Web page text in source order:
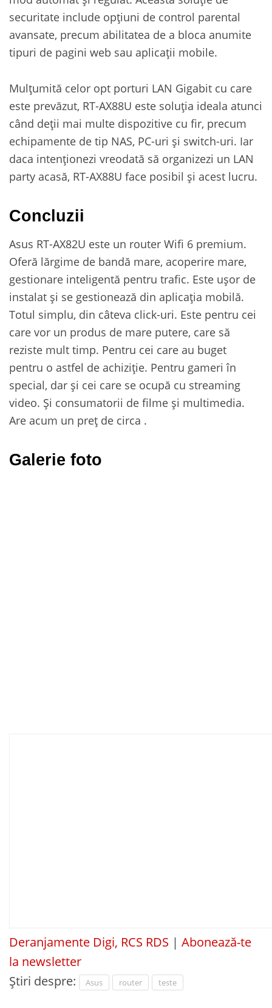
securitate include opțiuni de control parental
avansate, precum abilitatea de a bloca anumite
tipuri de pagini web sau aplicații mobile.
Mulțumită celor opt porturi LAN Gigabit cu care
este prevăzut, RT-AX88U este soluția ideala atunci
când deții mai multe dispozitive cu fir, precum
echipamente de tip NAS, PC-uri și switch-uri. Iar
daca intenționezi vreodată să organizezi un LAN
party acasă, RT-AX88U face posibil și acest lucru.
Concluzii
Asus RT-AX82U este un router Wifi 6 premium.
Oferă lărgime de bandă mare, acoperire mare,
gestionare inteligentă pentru trafic. Este ușor de
instalat și se gestionează din aplicația mobilă.
Totul simplu, din câteva click-uri. Este pentru cei
care vor un produs de mare putere, care să
reziste mult timp. Pentru cei care au buget
pentru o astfel de achiziție. Pentru gameri în
special, dar și cei care se ocupă cu streaming
video. Și consumatorii de filme și multimedia.
Are acum un preț de circa .
Galerie foto
Deranjamente Digi, RCS RDS | Abonează-te
la newsletter
Știri despre:
Asus router teste